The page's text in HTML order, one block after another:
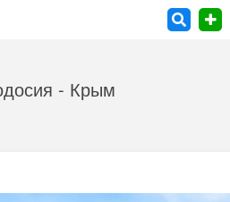
- Крым